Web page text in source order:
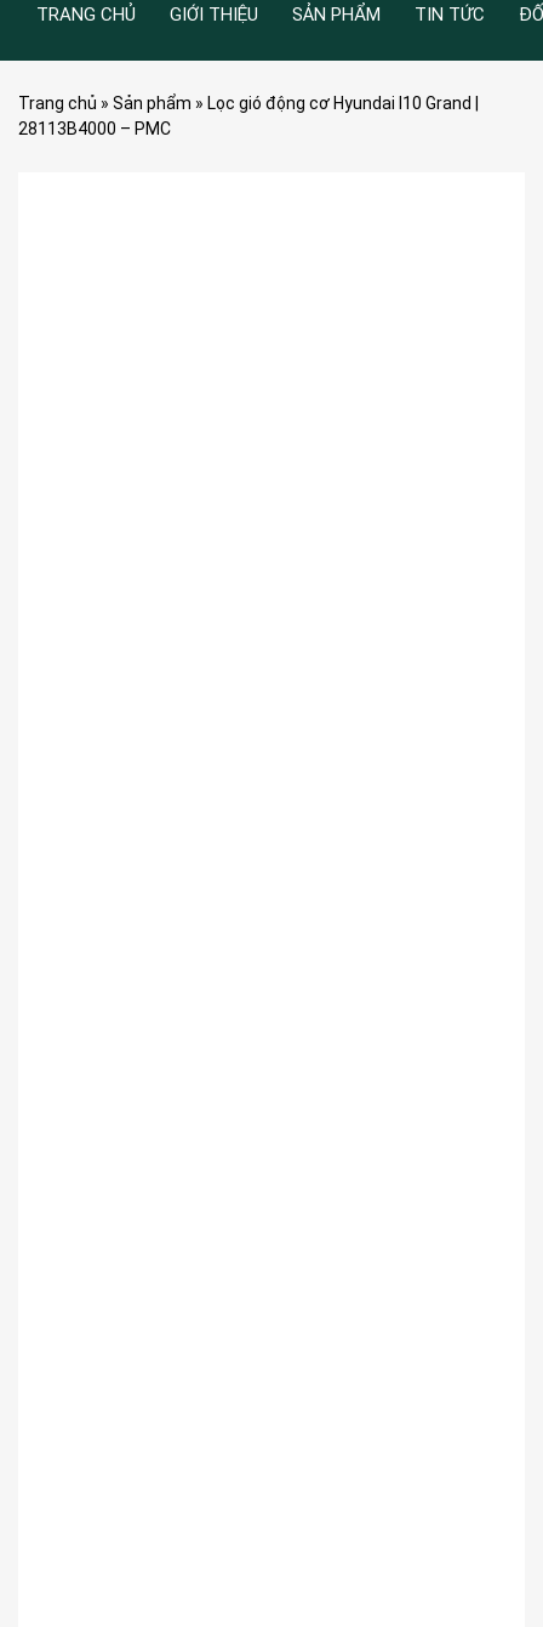
TRANG CHỦ GIỚI THIỆU SẢN PHẨM TIN TỨC
Trang chủ » Sản phẩm » Lọc gió động cơ Hyundai I10 Grand |
28113B4000 – PMC